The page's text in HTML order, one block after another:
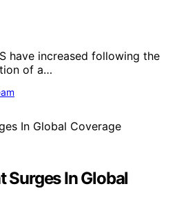
have increased following the
of a…
Surges In Global